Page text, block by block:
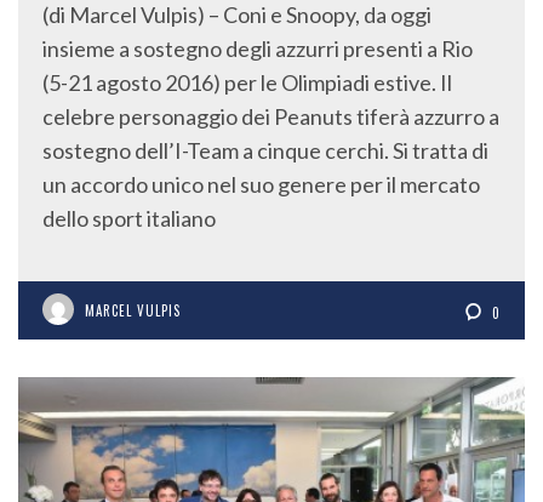
(di Marcel Vulpis) – Coni e Snoopy, da oggi
insieme a sostegno degli azzurri presenti a Rio
(5-21 agosto 2016) per le Olimpiadi estive. Il
celebre personaggio dei Peanuts tiferà azzurro a
sostegno dell’I-Team a cinque cerchi. Si tratta di
un accordo unico nel suo genere per il mercato
dello sport italiano
MARCEL VULPIS 0